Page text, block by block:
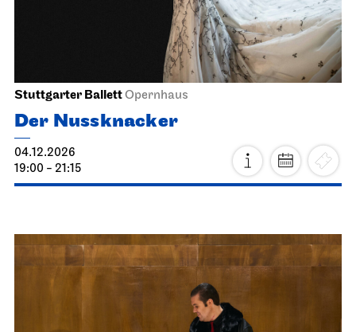
Kammertheater
Heimkehr
16.11.2026
19:30